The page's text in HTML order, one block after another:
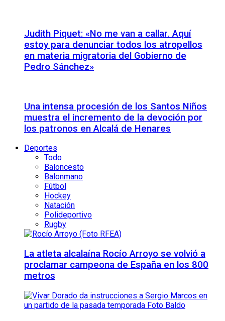
Judith Piquet: «No me van a callar. Aquí
estoy para denunciar todos los atropellos
en materia migratoria del Gobierno de
Pedro Sánchez»
Una intensa procesión de los Santos Niños
muestra el incremento de la devoción por
los patronos en Alcalá de Henares
Deportes
Todo
Baloncesto
Balonmano
Fútbol
Hockey
Natación
Polideportivo
Rugby
La atleta alcalaína Rocío Arroyo se volvió a
proclamar campeona de España en los 800
metros